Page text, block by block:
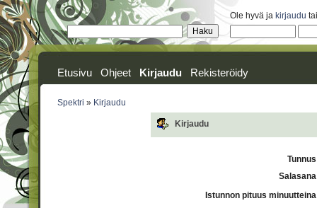
Ole hyvä ja kirjaudu
Etusivu Ohjeet Kirjaudu Rekisteröidy
Spektri » Kirjaudu
Kirjaudu
Istunnon pituus